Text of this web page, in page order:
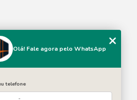
Olá! Fale agora pelo WhatsApp
telefone